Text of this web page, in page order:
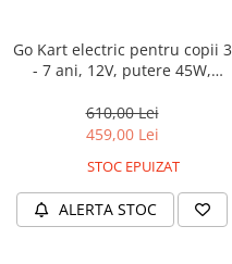
Go Kart electric pentru copii 3
- 7 ani, 12V, putere 45W,
bluetooth, pliabil, rosu
610,00 Lei
459,00 Lei
STOC EPUIZAT
ALERTA STOC